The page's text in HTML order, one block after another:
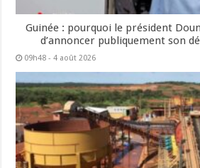
Guinée : pourquoi le président
d’annoncer publiquement son
09h48 - 4 août 2026